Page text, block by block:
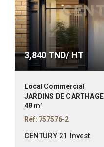
3,840 TND/ HT
Local Commercial
JARDINS DE CARTHAGE
48 m²
Réf: 757576-2
CENTURY 21 Invest